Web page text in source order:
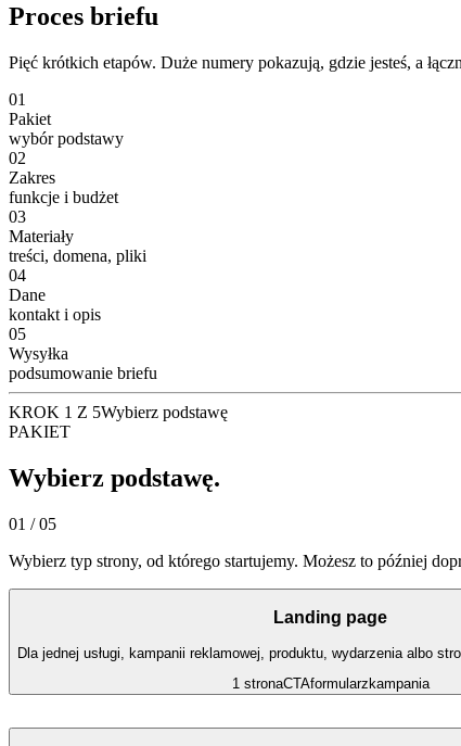
Proces briefu
Pięć krótkich etapów. Duże numery pokazują, gdzie jesteś, a
01
Pakiet
wybór podstawy
02
Zakres
funkcje i budżet
03
Materiały
treści, domena, pliki
04
Dane
kontakt i opis
05
Wysyłka
podsumowanie briefu
KROK 1 Z 5Wybierz podstawę
PAKIET
Wybierz podstawę.
01 / 05
Wybierz typ strony, od którego startujemy. Możesz to później
Landing page
Dla jednej usługi, kampanii reklamowej, produktu, wydarzenia albo
1 stronaCTAformularz kampania